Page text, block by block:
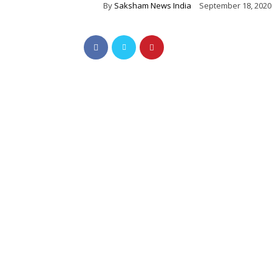
By Saksham News India September 18, 2020